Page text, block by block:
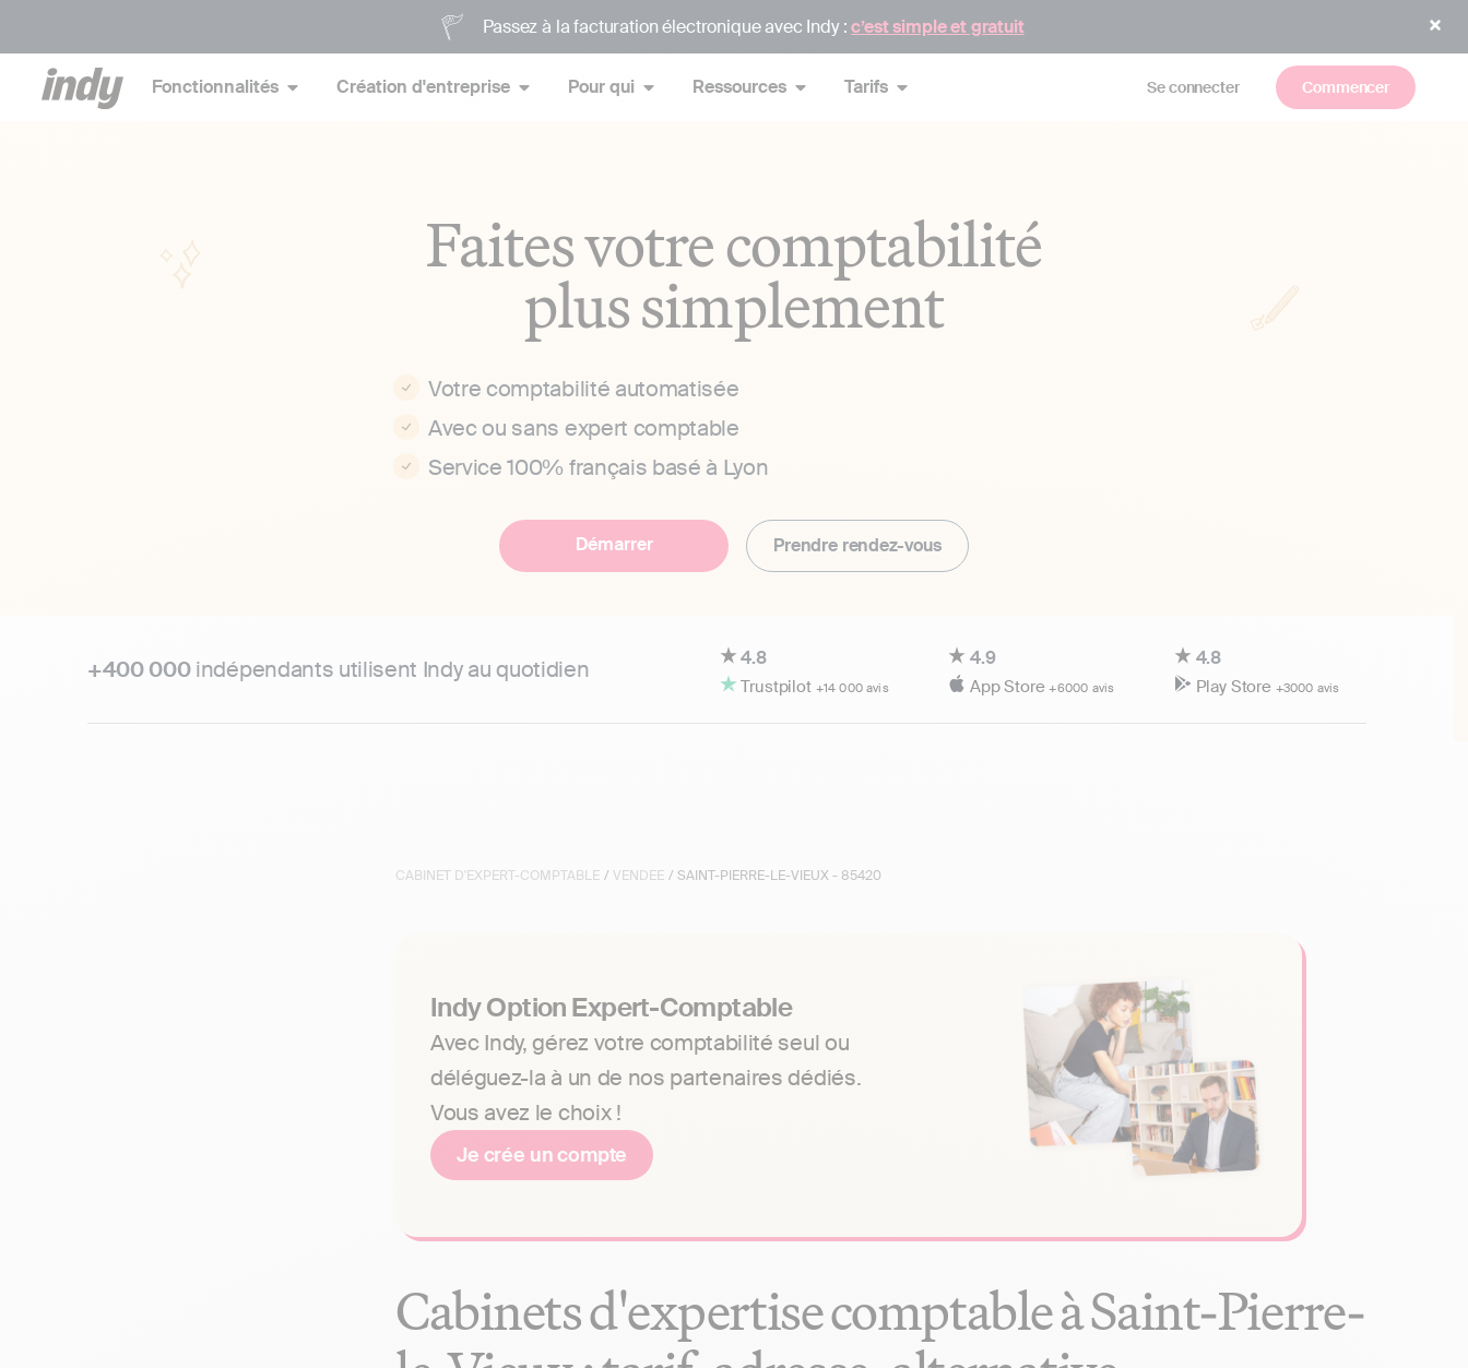
Passez à la facturation électronique avec Indy :c’est simple et gratuit
Fonctionnalités Création d'entreprise Pour qui Ressources Tarifs Se connecter Commencer
Faites votre comptabilité
plus simplement
Votre comptabilité automatisée
Avec ou sans expert comptable
Service 100% français basé à Lyon
Démarrer Prendre rendez-vous
+400 000indépendants utilisent Indy au quotidien 4.8
Trustpilot +14 000 avis
4.9
App Store+6000 avis
4.8
Play Store +3000 avis
CABINET D'EXPERT-COMPTABLE / VENDEE / SAINT-PIERRE-LE-VIEUX - 85420
Indy Option Expert-Comptable
Avec Indy, gérez votre comptabilité seul ou
déléguez-la à un de nos partenaires dédiés.
Vous avez le choix !
Je crée un compte
Cabinets d'expertise comptable à Saint-Pierre-